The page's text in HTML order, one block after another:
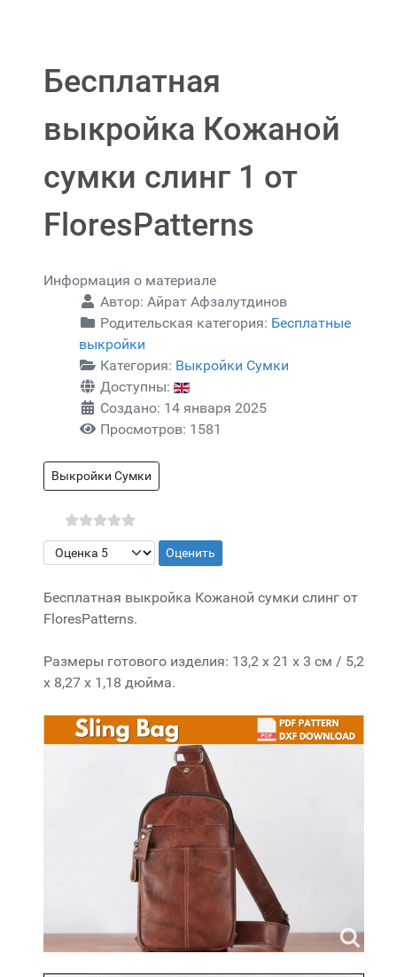
Бесплатная
выкройка Кожаной
сумки слинг 1 от
FloresPatterns
Информация о материале
Автор: Айрат Афзалутдинов
Родительская категория: Бесплатные
выкройки
Категория: Выкройки Сумки
Доступны:
Создано: 14 января 2025
Просмотров: 1581
Выкройки Сумки
Пожалуйста, оцените
Бесплатная выкройка Кожаной сумки слинг от
FloresPatterns.
Размеры готового изделия: 13,2 x 21 x 3 см / 5,2
x 8,27 x 1,18 дюйма.